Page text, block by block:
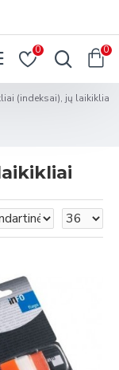
0 0
(indeksai), jų laikiklia